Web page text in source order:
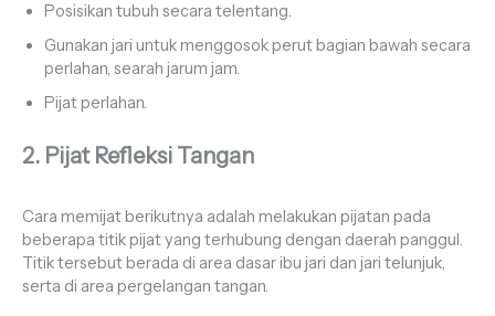
Posisikan tubuh secara telentang.
Gunakan jari untuk menggosok perut bagian bawah secara
perlahan, searah jarum jam.
Pijat perlahan.
2. Pijat Refleksi Tangan
Cara memijat berikutnya adalah melakukan pijatan pada
beberapa titik pijat yang terhubung dengan daerah panggul.
Titik tersebut berada di area dasar ibu jari dan jari telunjuk,
serta di area pergelangan tangan.